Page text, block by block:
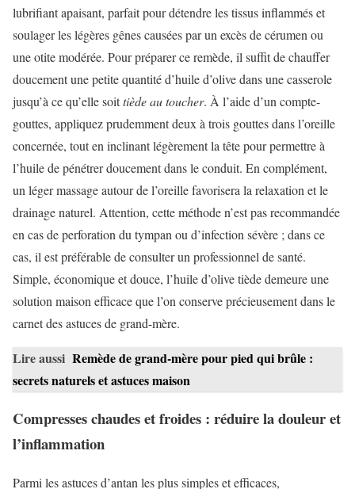
lubrifiant apaisant, parfait pour détendre les tissus inflammés et
soulager les légères gênes causées par un excès de cérumen ou
une otite modérée. Pour préparer ce remède, il suffit de chauffer
doucement une petite quantité d’huile d’olive dans une casserole
jusqu’à ce qu’elle soittiède au toucher. À l’aide d’un compte-
gouttes, appliquez prudemment deux à trois gouttes dans l’oreille
concernée, tout en inclinant légèrement la tête pour permettre à
l’huile de pénétrer doucement dans le conduit. En complément,
un léger massage autour de l’oreille favorisera la relaxation et le
drainage naturel. Attention, cette méthode n’est pas recommandée
en cas de perforation du tympan ou d’infection sévère ; dans ce
cas, il est préférable de consulter un professionnel de santé.
Simple, économique et douce, l’huile d’olive tiède demeure une
solution maison efficace que l’on conserve précieusement dans le
carnet des astuces de grand-mère.
Lire aussi Remède de grand-mère pour pied qui brûle :
secrets naturels et astuces maison
Compresses chaudes et froides : réduire la douleur et
l’inflammation
Parmi les astuces d’antan les plus simples et efficaces,